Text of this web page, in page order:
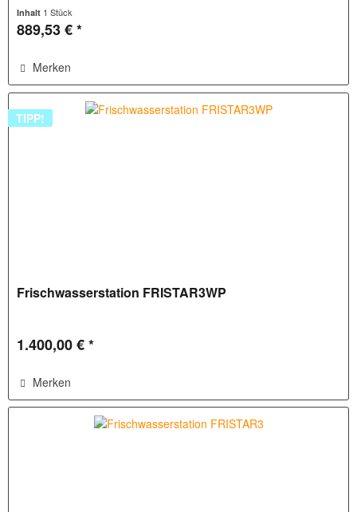
Inhalt 1 Stück
889,53 € *
Merken
TIPP!
Frischwasserstation FRISTAR3WP
1.400,00 € *
Merken